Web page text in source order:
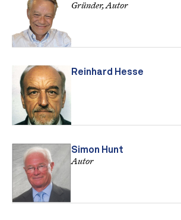
Gründer, Autor
Reinhard Hesse
Simon Hunt
Autor